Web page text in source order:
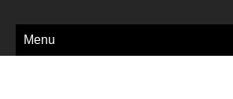
Menu